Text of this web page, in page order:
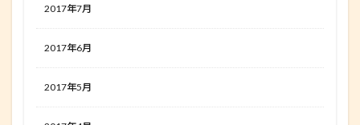
2017年7月
2017年6月
2017年5月